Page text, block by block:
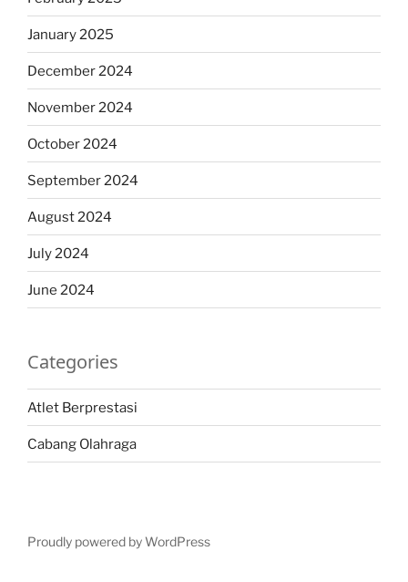
January 2025
December 2024
November 2024
October 2024
September 2024
August 2024
July 2024
June 2024
Categories
Atlet Berprestasi
Cabang Olahraga
Proudly powered by WordPress